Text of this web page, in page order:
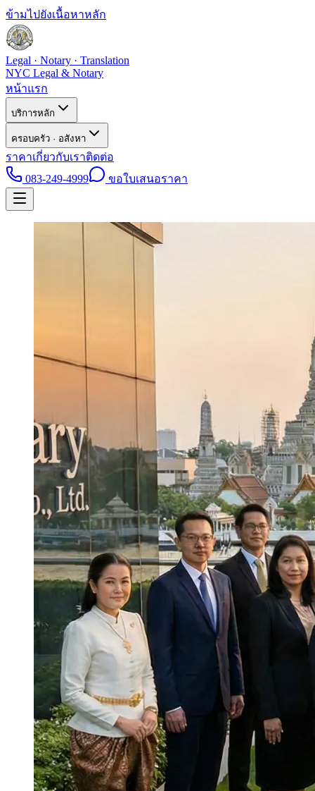
ข้ามไปยังเนื้อหาหลัก
Legal · Notary · Translation
NYC Legal & Notary
หน้าแรก
บริการหลัก
ครอบครัว · อสังหา
ราคาเกี่ยวกับเราติดต่อ
083-249-4999
ขอใบเสนอราคา